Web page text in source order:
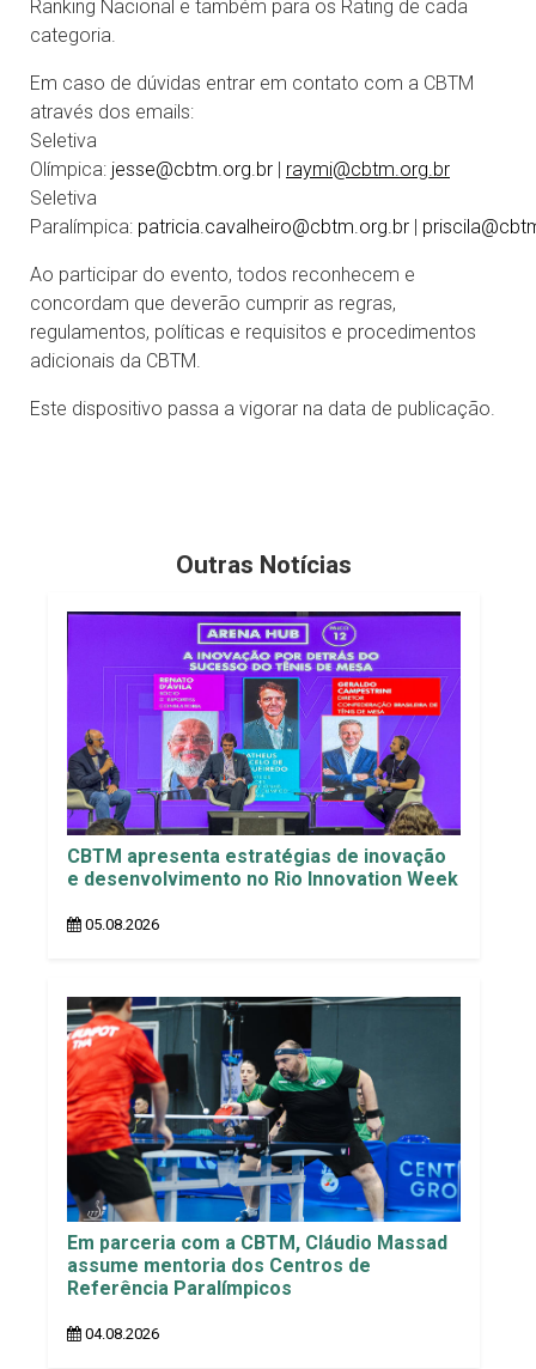
Ranking Nacional e também para os Rating de cada
categoria.
Em caso de dúvidas entrar em contato com a CBTM
através dos emails:
Seletiva
Olímpica: jesse@cbtm.org.br | raymi@cbtm.org.br
Seletiva
Paralímpica: patricia.cavalheiro@cbtm.org.br |
Ao participar do evento, todos reconhecem e
concordam que deverão cumprir as regras,
regulamentos, políticas e requisitos e procedimentos
adicionais da CBTM.
Este dispositivo passa a vigorar na data de publicação.
Outras Notícias
CBTM apresenta estratégias de inovação
e desenvolvimento no Rio Innovation Week
05.08.2026
Em parceria com a CBTM, Cláudio Massad
assume mentoria dos Centros de
Referência Paralímpicos
04.08.2026